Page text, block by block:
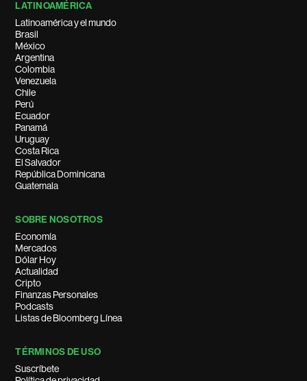
LATINOAMÉRICA
Latinoamérica y el mundo
Brasil
México
Argentina
Colombia
Venezuela
Chile
Perú
Ecuador
Panamá
Uruguay
Costa Rica
El Salvador
República Dominicana
Guatemala
SOBRE NOSOTROS
Economía
Mercados
Dólar Hoy
Actualidad
Cripto
Finanzas Personales
Podcasts
Listas de Bloomberg Línea
TÉRMINOS DE USO
Suscríbete